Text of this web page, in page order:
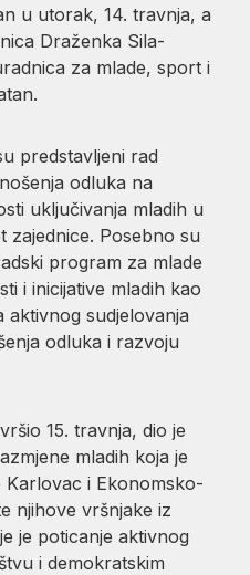
u utorak, 14. travnja, a
Draženka Sila-
za mlade, sport i
predstavljeni rad
odluka na
uključivanja mladih u
zajednice. Posebno su
program za mlade
i inicijative mladih kao
aktivnog sudjelovanja
odluka i razvoju
15. travnja, dio je
mladih koja je
Karlovac i Ekonomsko-
njihove vršnjake iz
je poticanje aktivnog
i demokratskim